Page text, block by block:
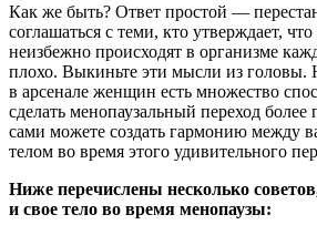
Как же быть? Ответ простой —
соглашаться с теми, кто утверждает,
неизбежно происходят в организме
плохо. Выкиньте эти мысли из головы.
в арсенале женщин есть множество
сделать менопаузальный переход
сами можете создать гармонию между
телом во время этого удивительного
Ниже перечислены несколько
и свое тело во время менопаузы: